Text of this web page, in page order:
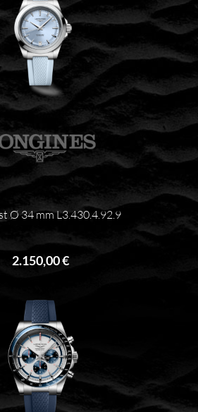
Ø 34 mm L3.430.4.92.9
2.150,00 €